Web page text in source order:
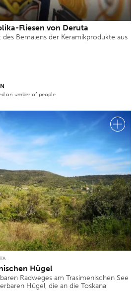
Fliesen von Deruta
des Bemalens der Keramikprodukte aus
on umber of people
Hügel
Radweges am Trasimenischen See
Hügel, die an die Toskana